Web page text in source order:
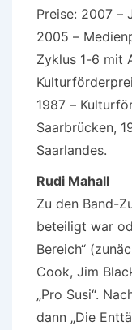
Preise: 2007 –
2005 –
Zyklus 1-6 mit
1987 –
Saarbrücken,
Saarlandes.
Rudi Mahall
Zu den Band-
beteiligt war
Bereich“
Cook, Jim
„Pro Susi“.
dann „Die